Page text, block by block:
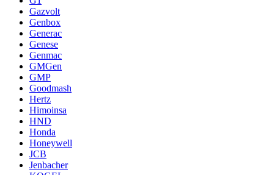
Gazvolt
Genbox
Generac
Genese
Genmac
GMGen
GMP
Goodmash
Hertz
Himoinsa
HND
Honda
Honeywell
JCB
Jenbacher